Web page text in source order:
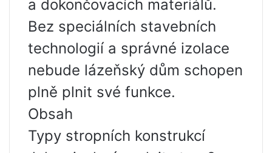
a dokončovacích materiálů.
Bez speciálních stavebních
technologií a správné izolace
nebude lázeňský dům schopen
plně plnit své funkce.
Obsah
Typy stropních konstrukcí